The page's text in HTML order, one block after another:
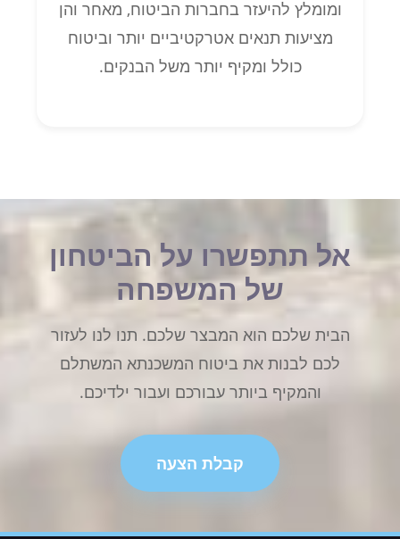
ומומלץ להיעזר בחברות הביטוח, מאחר והן
מציעות תנאים אטרקטיביים יותר וביטוח
כולל ומקיף יותר משל הבנקים.
אל תתפשרו על הביטחון
של המשפחה
הבית שלכם הוא המבצר שלכם. תנו לנו לעזור
לכם לבנות את ביטוח המשכנתא המשתלם
והמקיף ביותר עבורכם ועבור ילדיכם.
קבלת הצעה